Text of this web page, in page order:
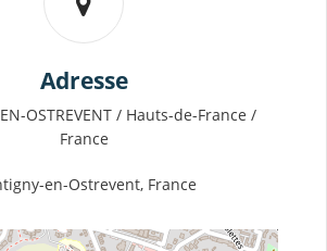
Adresse
OSTREVENT / Hauts-de-France /
France
en-Ostrevent, France